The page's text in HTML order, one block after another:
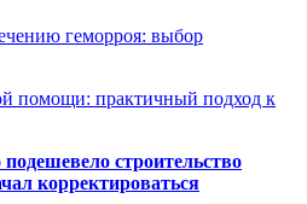
геморроя: выбор
помощи: практичный подход к
строительство
корректироваться